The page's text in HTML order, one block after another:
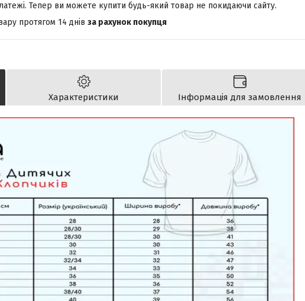
Тепер ви можете купити будь-який товар не покидаючи сайту.
протягом 14 днів за рахунок покупця
Характеристики Інформація для замовлення